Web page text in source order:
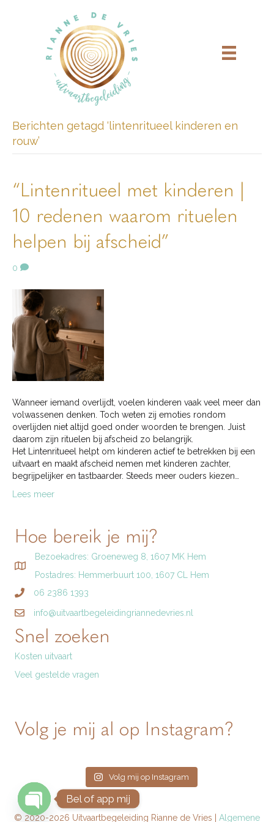
Berichten getagd ‘lintenritueel kinderen en
rouw’
“Lintenritueel met kinderen |
10 redenen waarom rituelen
helpen bij afscheid”
0
Wanneer iemand overlijdt, voelen kinderen vaak veel meer dan
volwassenen denken. Toch weten zij emoties rondom
overlijden niet altijd goed onder woorden te brengen. Juist
daarom zijn rituelen bij afscheid zo belangrijk.
Het Lintenritueel helpt om kinderen actief te betrekken bij een
uitvaart en maakt afscheid nemen met kinderen zachter,
begrijpelijker en tastbaarder. Steeds meer ouders kiezen…
Lees meer
Hoe bereik je mij?
Bezoekadres: Groeneweg 8, 1607 MK Hem
Postadres: Hemmerbuurt 100, 1607 CL Hem
06 2386 1393
info@uitvaartbegeleidingriannedevries.nl
Snel zoeken
Kosten uitvaart
Veel gestelde vragen
Volg je mij al op Instagram?
Volg mij op Instagram
© 2020-2026 Uitvaartbegeleiding Rianne de Vries | Algemene
Bel of app mij